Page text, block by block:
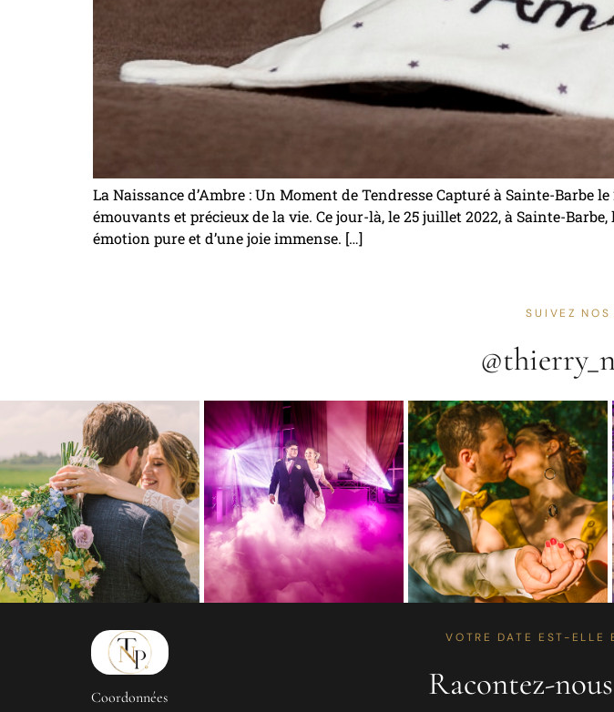
La Naissance d’Ambre : Un Moment de Tendresse Capturé à Sainte-Barbe
émouvants et précieux de la vie. Ce jour-là, le 25 juillet 2022, à Sainte-
émotion pure et d’une joie immense. […]
SUIVEZ NOS
Coordonnées
VOTRE DATE EST-ELLE
Racontez-